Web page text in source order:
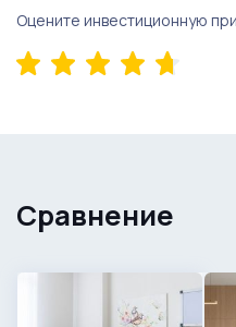
Оцените инвестиционную
Сравнение